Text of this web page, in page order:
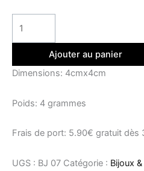
Ajouter au panier
Dimensions: 4cmx4cm
Poids: 4 grammes
Frais de port: 5.90€ gratuit dès
UGS : BJ 07 Catégorie : Bijoux